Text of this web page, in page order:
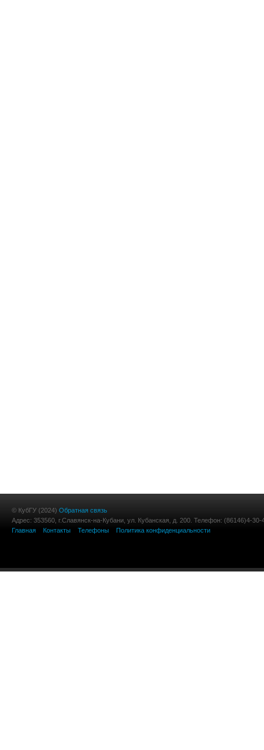
© КубГУ (2024) Обратная связь
Адрес: 353560, г.Славянск-на-Кубани, ул. Кубанская, д. 200. Телефон: (86146)4-30-
Главная
Контакты Телефоны Политика конфиденциальности